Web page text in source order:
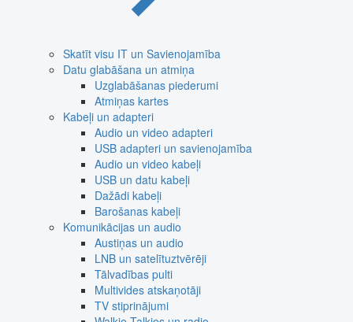
Skatīt visu IT un Savienojamība
Datu glabāšana un atmiņa
Uzglabāšanas piederumi
Atmiņas kartes
Kabeļi un adapteri
Audio un video adapteri
USB adapteri un savienojamība
Audio un video kabeļi
USB un datu kabeļi
Dažādi kabeļi
Barošanas kabeļi
Komunikācijas un audio
Austiņas un audio
LNB un satelītuztvērēji
Tālvadības pulti
Multivides atskaņotāji
TV stiprinājumi